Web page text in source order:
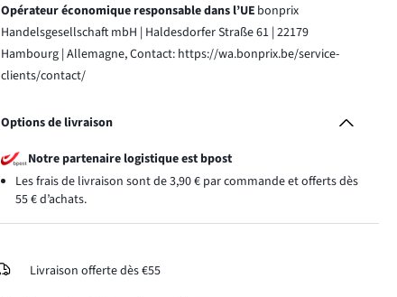
Opérateur économique responsable dans l’UE bonprix
Handelsgesellschaft mbH | Haldesdorfer Straße 61 | 22179
Hambourg | Allemagne, Contact: https://wa.bonprix.be/service-
clients/contact/
Options de livraison
Notre partenaire logistique est bpost
Les frais de livraison sont de 3,90 € par commande et offerts dès
55 € d’achats.
Livraison offerte dès €55